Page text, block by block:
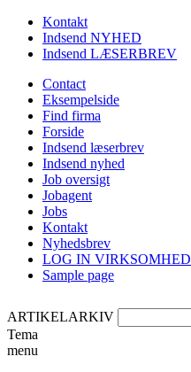
Kontakt
Indsend NYHED
Indsend LÆSERBREV
Contact
Eksempelside
Find firma
Forside
Indsend læserbrev
Indsend nyhed
Job oversigt
Jobagent
Jobs
Kontakt
Nyhedsbrev
LOG IN VIRKSOMHED
Sample page
ARTIKELARKIV
Tema
menu